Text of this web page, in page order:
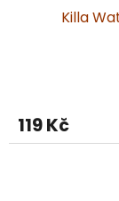
Killa
119 Kč